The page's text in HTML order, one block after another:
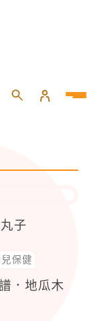
子
保健
．地瓜木